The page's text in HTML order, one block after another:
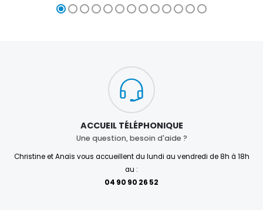
ACCUEIL TÉLÉPHONIQUE
Une question, besoin d'aide ?
Christine et Anaïs vous accueillent du lundi au vendredi de 8h à 18h
au :
04 90 90 26 52